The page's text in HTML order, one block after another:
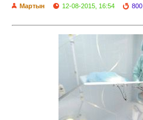
Мартын 12-08-2015, 16:54 800